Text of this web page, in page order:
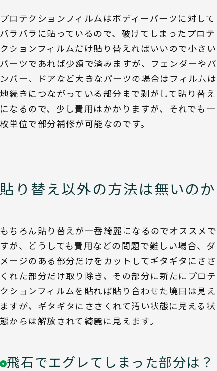
プロテクションフィルムはボディーパーツに対して
バラバラに貼っているので、破けてしまったプロテ
クションフィルムだけ貼り替えればいいので小さい
パーツであれば少額で済みますが、フェンダーやバ
ンパー、ドアなど大きなパーツの場合はフィルムは
地続きにつながっている部分まで剥がして貼り替え
になるので、少し費用はかかりますが、それでも一
枚単位で部分補修が可能なのです。
貼り替え以外の方法は無いのか
もちろん貼り替えが一番綺麗になるのでオススメで
すが、どうしても費用などの問題で難しい場合、ダ
メージのある部分だけをカットしてギタギタにささ
くれた部分だけ取り除き、その部分に新たにプロテ
クションフィルムを貼れば貼り合わせた境目は見え
ますが、ギタギタにささくれて汚い状態に見える状
態からは解放されて綺麗に見えます。
飛石でエグレてしまった部分は？